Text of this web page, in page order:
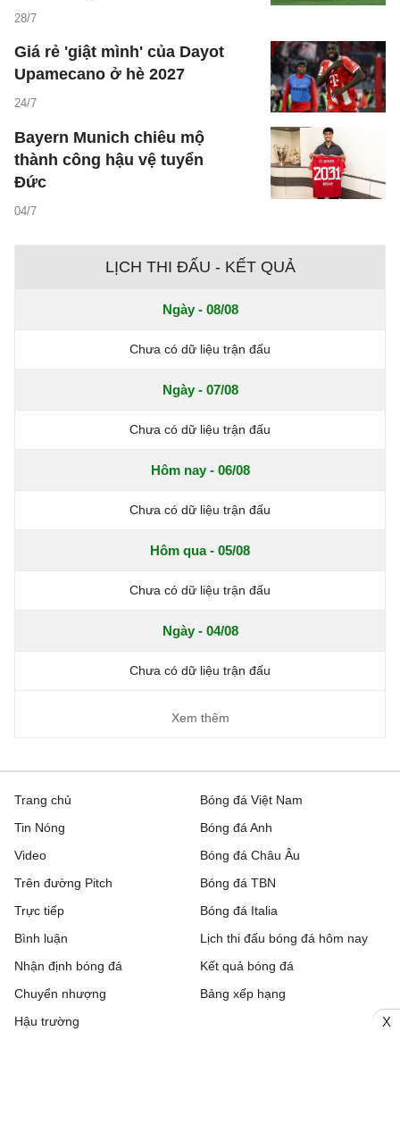
28/7
Giá rẻ 'giật mình' của Dayot
Upamecano ở hè 2027
24/7
Bayern Munich chiêu mộ
thành công hậu vệ tuyển
Đức
04/7
LỊCH THI ĐẤU - KẾT QUẢ
Ngày - 08/08
Chưa có dữ liệu trận đấu
Ngày - 07/08
Chưa có dữ liệu trận đấu
Hôm nay - 06/08
Chưa có dữ liệu trận đấu
Hôm qua - 05/08
Chưa có dữ liệu trận đấu
Ngày - 04/08
Chưa có dữ liệu trận đấu
Xem thêm
Trang chủ
Tin Nóng
Video
Trên đường Pitch
Trực tiếp
Bóng đá Việt Nam
Bóng đá Anh
Bóng đá Châu Âu
Bóng đá TBN
Bóng đá Italia
Bình luận
Nhận định bóng đá
Chuyển nhượng
Hậu trường
Lịch thi đấu bóng đá hôm nay
Kết quả bóng đá
Bảng xếp hạng
X